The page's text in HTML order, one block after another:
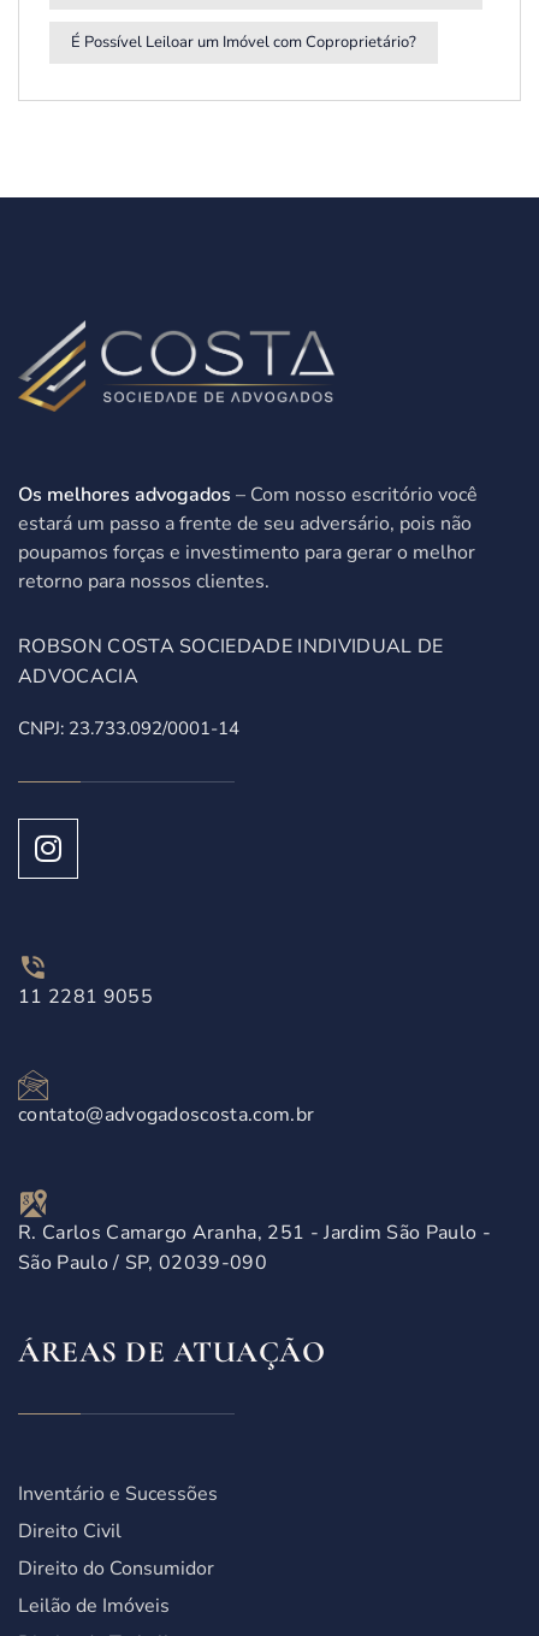
É Possível Leiloar um Imóvel com Coproprietário?
Os melhores advogados – Com nosso escritório você
estará um passo a frente de seu adversário, pois não
poupamos forças e investimento para gerar o melhor
retorno para nossos clientes.
ROBSON COSTA SOCIEDADE INDIVIDUAL DE
ADVOCACIA
CNPJ: 23.733.092/0001-14
11 2281 9055
contato@advogadoscosta.com.br
R. Carlos Camargo Aranha, 251 - Jardim São Paulo -
São Paulo / SP, 02039-090
ÁREAS DE ATUAÇÃO
Inventário e Sucessões
Direito Civil
Direito do Consumidor
Leilão de Imóveis